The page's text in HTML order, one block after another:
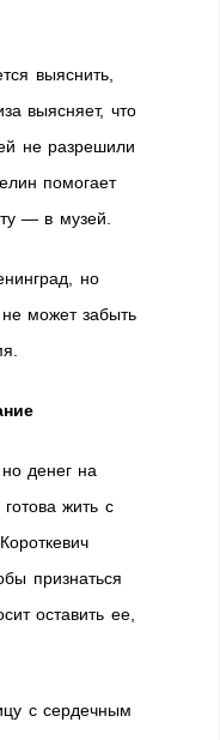
выяснить,
выясняет, что
не разрешили
помогает
— в музей.
но
может забыть
денег на
жить с
признаться
оставить ее,
с сердечным